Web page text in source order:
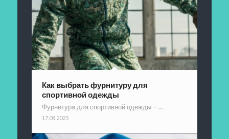
Как выбрать фурнитуру для
спортивной одежды
Фурнитура для спортивной одежды —…
17.08.2025